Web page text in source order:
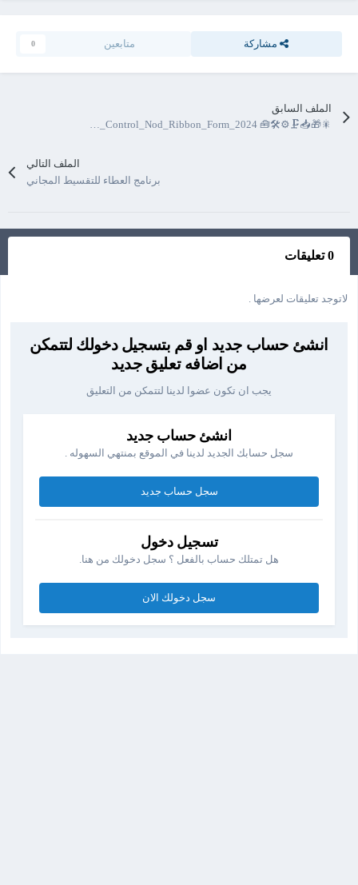
مشاركة متابعين 0
الملف السابق
🎇🎁📥🗜⚙🛠🧰 Ms.Access ActiveX_TreeView_S6_Auto_Buld_Ezy_With_(Full)_Control_Nod_Ribbon_Form_2024 (بناء الشجرة تلقائي مع تحكم الجذر اكسس)-(شجرة حسابات-مع قيود الجذر)-(كامل التحكم بالشجرة) 🧰🗜🎁 2.0.0
الملف التالي
برنامج العطاء للتقسيط المجاني
0 تعليقات
لاتوجد تعليقات لعرضها .
انشئ حساب جديد او قم بتسجيل دخولك لتتمكن
من اضافه تعليق جديد
يجب ان تكون عضوا لدينا لتتمكن من التعليق
انشئ حساب جديد
سجل حسابك الجديد لدينا في الموقع بمنتهي السهوله .
سجل حساب جديد
تسجيل دخول
هل تمتلك حساب بالفعل ؟ سجل دخولك من هنا.
سجل دخولك الان